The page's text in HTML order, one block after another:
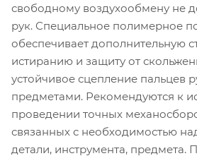
свободному воздухообмену не
рук. Специальное полимерное
обеспечивает дополнительную
истиранию и защиту от
устойчивое сцепление пальцев
предметами. Рекомендуются к
проведении точных
связанных с необходимостью
детали, инструмента, предмета.